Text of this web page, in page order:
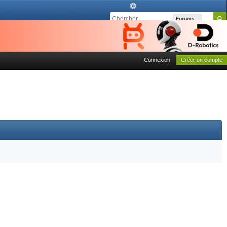
Forums
Connexion Créer un compte